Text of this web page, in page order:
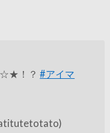
！？#アイマ